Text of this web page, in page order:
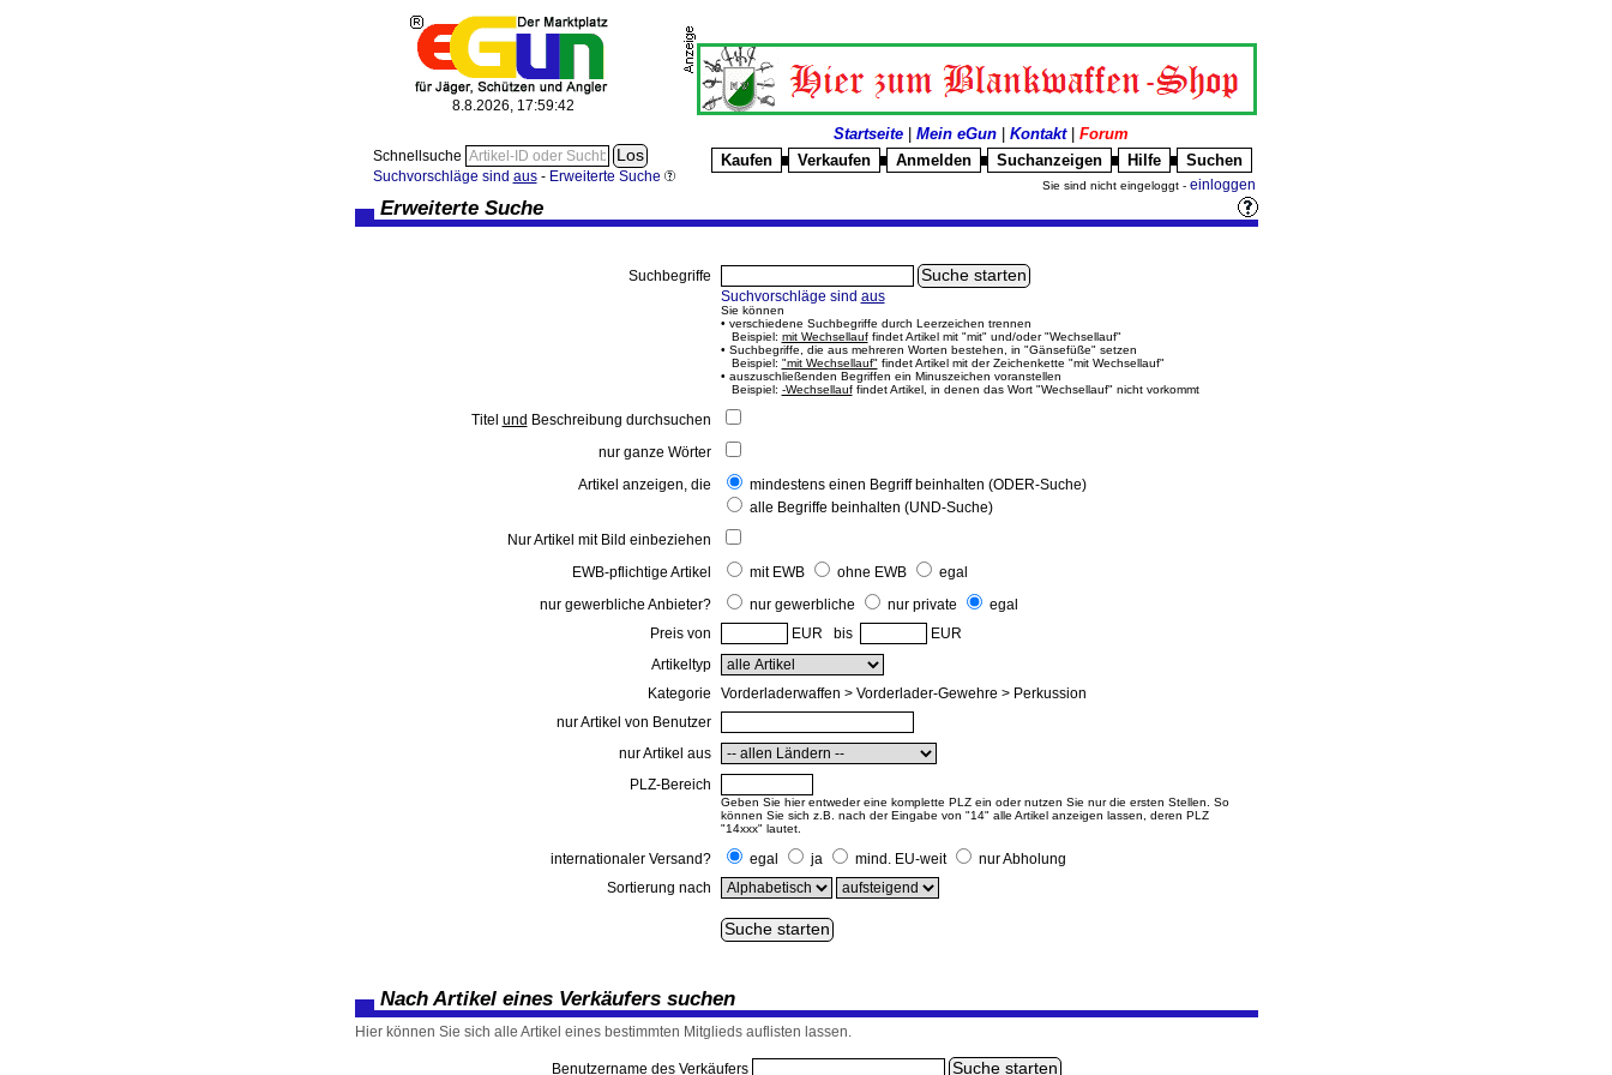
8.8.2026, 17:59:42
Schnellsuche
Suchvorschläge sind aus- Erweiterte Suche
Startseite Mein eGun Kontakt| Forum
Kaufen
Verkaufen Anmelden Suchanzeigen Hilfe Suchen
Sie sind nicht eingeloggt - einloggen
Erweiterte Suche
Suchbegriffe
Suchvorschläge sind aus
Sie können
• verschiedene Suchbegriffe durch Leerzeichen trennen
Beispiel: mit Wechsellauffindet Artikel mit "mit" und/oder "Wechsellauf"
• Suchbegriffe, die aus mehreren Worten bestehen, in "Gänsefüße" setzen
Beispiel: "mit Wechsellauf"findet Artikel mit der Zeichenkette "mit Wechsellauf"
• auszuschließenden Begriffen ein Minuszeichen voranstellen
Beispiel: -Wechsellauffindet Artikel, in denen das Wort "Wechsellauf" nicht vorkommt
Titel und Beschreibung durchsuchen
nur ganze Wörter
Artikel anzeigen, die
mindestens einen Begriff beinhalten (ODER-Suche)
alle Begriffe beinhalten (UND-Suche)
Nur Artikel mit Bild einbeziehen
EWB-pflichtige Artikel
mit EWB ohne EWB
egal
nur gewerbliche Anbieter?
nur gewerbliche nur private
egal
Preis von
EUR bis
EUR
Artikeltyp
Kategorie
Vorderladerwaffen > Vorderlader-Gewehre > Perkussion
nur Artikel von Benutzer
nur Artikel aus
PLZ-Bereich
Geben Sie hier entweder eine komplette PLZ ein oder nutzen Sie nur die ersten Stellen. So
können Sie sich z.B. nach der Eingabe von "14" alle Artikel anzeigen lassen, deren PLZ
"14xxx" lautet.
internationaler Versand? egal ja mind. EU-weit
nur Abholung
Sortierung nach
Nach Artikel eines Verkäufers suchen
Hier können Sie sich alle Artikel eines bestimmten Mitglieds auflisten lassen.
Benutzername des Verkäufers